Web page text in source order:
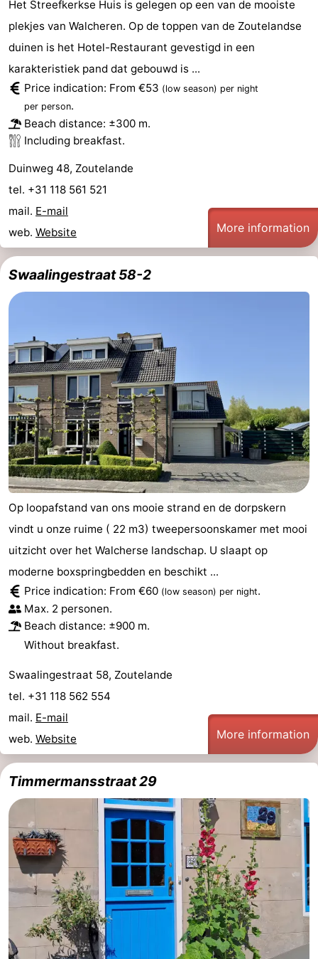
Vlaanderen
-
Sluis
-
Cadzand
-
Het
Zwin
Contact
us
Het Streefkerkse Huis is gelegen op een van de mooiste
plekjes van Walcheren. Op de toppen van de Zoutelandse
duinen is het Hotel-Restaurant gevestigd in een
karakteristiek pand dat gebouwd is ...
Price indication: From €53 (low season) per night
per person.
Beach distance: ±300 m.
Including breakfast.
Duinweg 48, Zoutelande
tel. +31 118 561 521
mail. E-mail
web. Website More information
Swaalingestraat 58-2
Op loopafstand van ons mooie strand en de dorpskern
vindt u onze ruime ( 22 m3) tweepersoonskamer met mooi
uitzicht over het Walcherse landschap. U slaapt op
moderne boxspringbedden en beschikt ...
Price indication: From €60 (low season) per night.
Max. 2 personen.
Beach distance: ±900 m.
Without breakfast.
Swaalingestraat 58, Zoutelande
tel. +31 118 562 554
mail. E-mail
web. Website More information
Timmermansstraat 29